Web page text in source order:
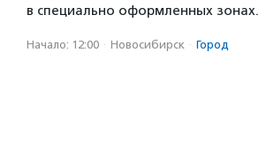
в специально оформленных зонах.
Начало: 12:00 · Новосибирск · Город